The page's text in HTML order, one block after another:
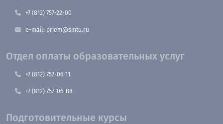
+7 (812) 757-22-00
e-mail: priem@smtu.ru
Отдел оплаты образовательных услуг
+7 (812) 757-06-11
+7 (812) 757-06-88
Подготовительные курсы